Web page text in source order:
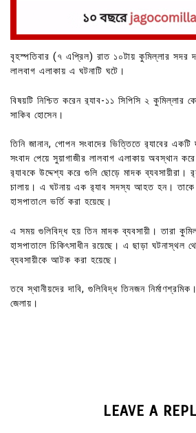
বৃহস্পতিবার (৭ এপ্রিল) রাত ১০টায় কুমিল্লার সদর
লালবাগ এলাকায় এ ঘটনাটি ঘটে।
বিষয়টি নিশ্চিত করেন র‌্যাব-১১ সিপিসি ২ কু‌মিল্লার
সাকিব হোসেন।
তিনি জানান, গোপন সংবাদের ভিত্তিতে র‍্যাবের
সংবাদ পেয়ে সুয়াগাজীর লালবাগ এলাকায় অবস্থান
র‍্যাবকে উদ্দেশ্য করে গুলি ছোড়ে মাদক ব্যবসায়ীরা।
চালায়। এ ঘটনায় এক র‍্যাব সদস্য আহত হন। তাকে
হাসপাতা‌লে ভর্তি করা হয়েছে।
এ সময় গুলিবিদ্ধ হয় তিন মাদক ব্যবসায়ী। তারা
হাসপাতালে চিকিৎসাধীন রয়েছে। এ ছাড়া
ব্যবসায়ীকে আটক করা হয়েছে।
তবে স্থানীয়দের দাবি, গুলিবিদ্ধ তিনজন
জেলায়।
LEAVE A